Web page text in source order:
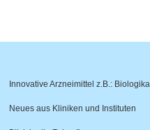
Innovative Arzneimittel z.B.: Biologika
Neues aus Kliniken und Instituten